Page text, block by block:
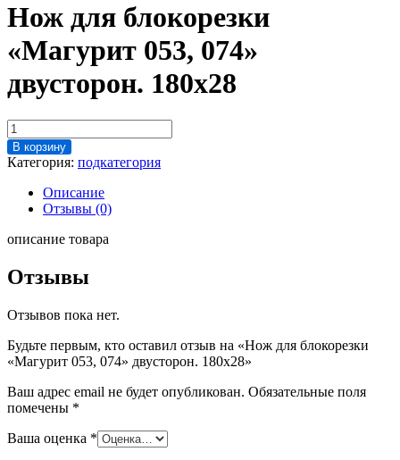
Нож для блокорезки
«Магурит 053, 074»
двусторон. 180х28
Количество
товара
Нож
блокорезки
"Магурит
074"
180х28
В корзину
Категория: подкатегория
Описание
Отзывы (0)
описание товара
Отзывы
Отзывов пока нет.
Будьте первым, кто оставил отзыв на «Нож для блокорезки
«Магурит 053, 074» двусторон. 180х28»
Ваш адрес email не будет опубликован. Обязательные поля
помечены *
Ваша оценка *